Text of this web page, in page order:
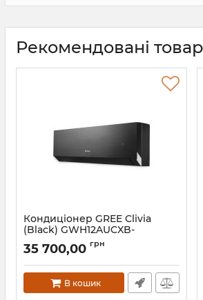
Рекомендовані
Кондиціонер GREE Clivia
(Black) GWH12AUCXB-
35 700,00 грн
В кошик